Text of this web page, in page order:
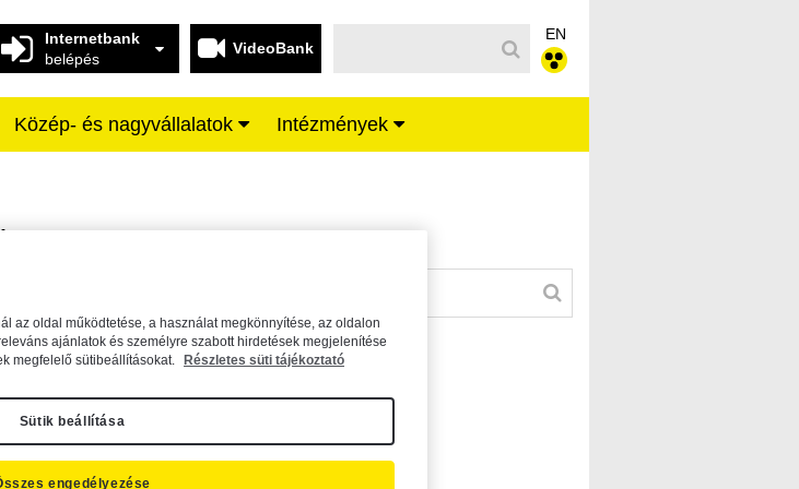
Internetbank
belépés
VideoBank
EN
Közép- és nagyvállalatok Intézmények
kérjük, írja be a keresőszót a mezőbe.
az oldal működtetése, a használat megkönnyítése, az oldalon
ajánlatok és személyre szabott hirdetések megjelenítése
megfelelő sütibeállításokat.
Részletes süti tájékoztató
Sütik beállítása
engedélyezése